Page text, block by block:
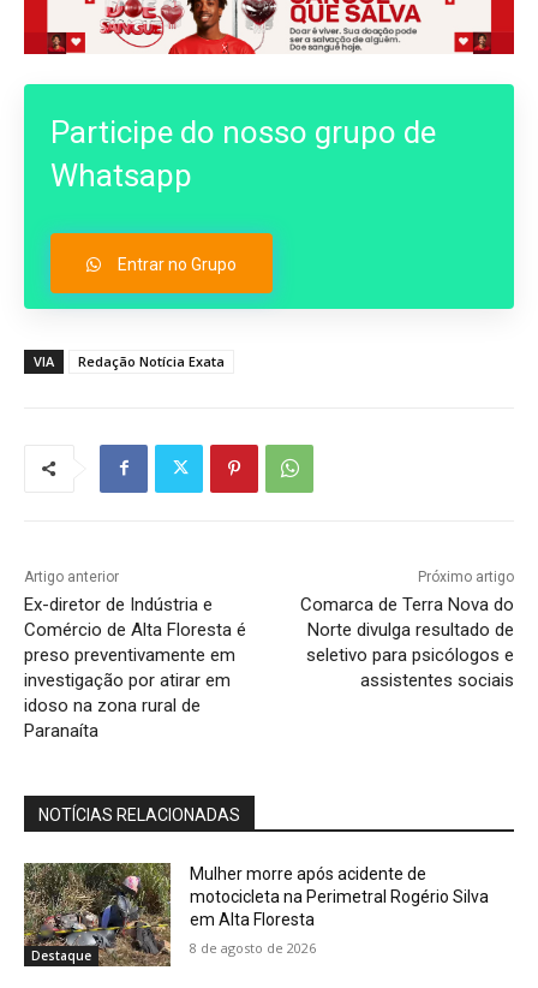
Participe do nosso grupo de
Whatsapp
Entrar no Grupo
VIA Redação Notícia Exata
Artigo anterior
Ex-diretor de Indústria e
Comércio de Alta Floresta é
preso preventivamente em
investigação por atirar em
idoso na zona rural de
Paranaíta
Próximo artigo
Comarca de Terra Nova do
Norte divulga resultado de
seletivo para psicólogos e
assistentes sociais
NOTÍCIAS RELACIONADAS
Destaque
Mulher morre após acidente de
motocicleta na Perimetral Rogério Silva
em Alta Floresta
8 de agosto de 2026